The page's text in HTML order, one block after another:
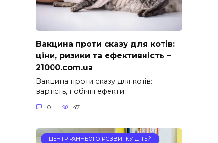
Вакцина проти сказу для котів:
ціни, ризики та ефективність –
21000.com.ua
Вакцина проти сказу для котів:
вартість, побічні ефекти
0 47
ЦЕНТР РАННЬОГО РОЗВИТКУ ДІТЕЙ